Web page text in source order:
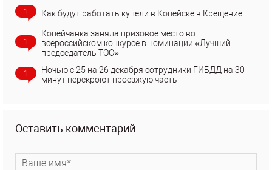
1 Как будут работать купели в Копейске в Крещение
1
Копейчанка заняла призовое место во
всероссийском конкурсе в номинации «Лучший
председатель ТОС»
1
Ночью с 25 на 26 декабря сотрудники ГИБДД на 30
минут перекроют проезжую часть
Оставить комментарий